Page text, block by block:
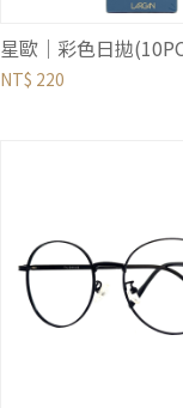
NT$ 220